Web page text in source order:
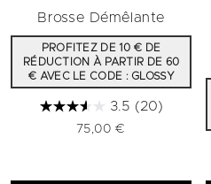
Brosse Démêlante
PROFITEZ DE 10 € DE
RÉDUCTION À PARTIR DE 60
€ AVEC LE CODE : GLOSSY
3.5 (20)
75,00 €